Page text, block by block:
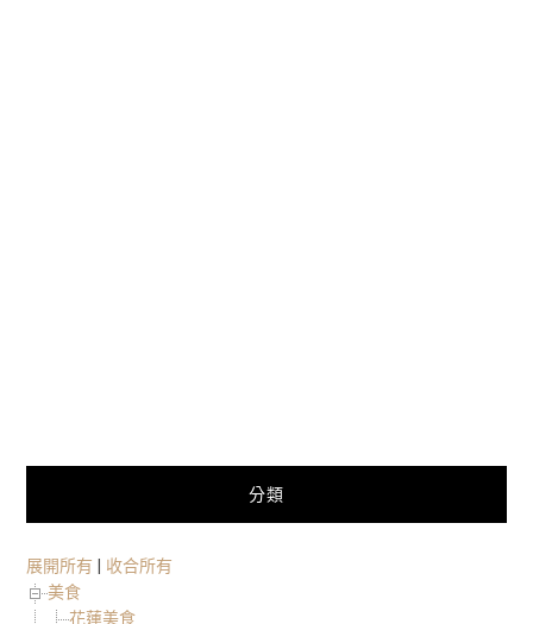
分類
展開所有 | 收合所有
美食
花蓮美食